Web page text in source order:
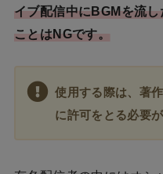
イブ配信中にBGMを流
ことはNGです。
使用する際は、著
に許可をとる必要が